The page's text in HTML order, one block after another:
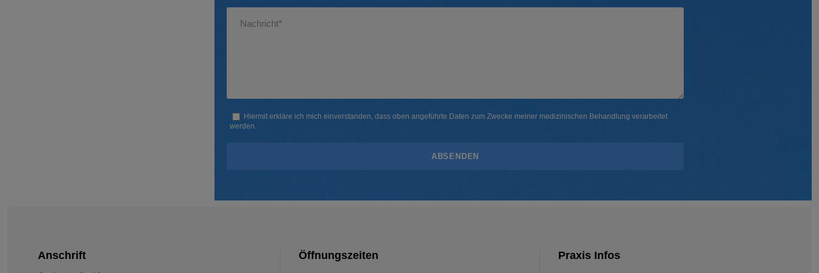
Hiermit erkläre ich mich einverstanden, dass oben angeführte Daten zum Zwecke meiner medizinischen Behandlung verarbeitet
werden.
Anschrift Öffnungszeiten Praxis Infos